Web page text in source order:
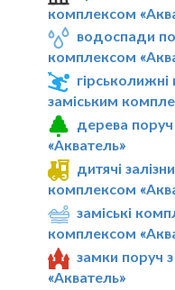
комплексом
водоспади
комплексом
заміським
дерева
«Акватель»
дитячі
комплексом
заміські
комплексом
замки поруч
«Акватель»